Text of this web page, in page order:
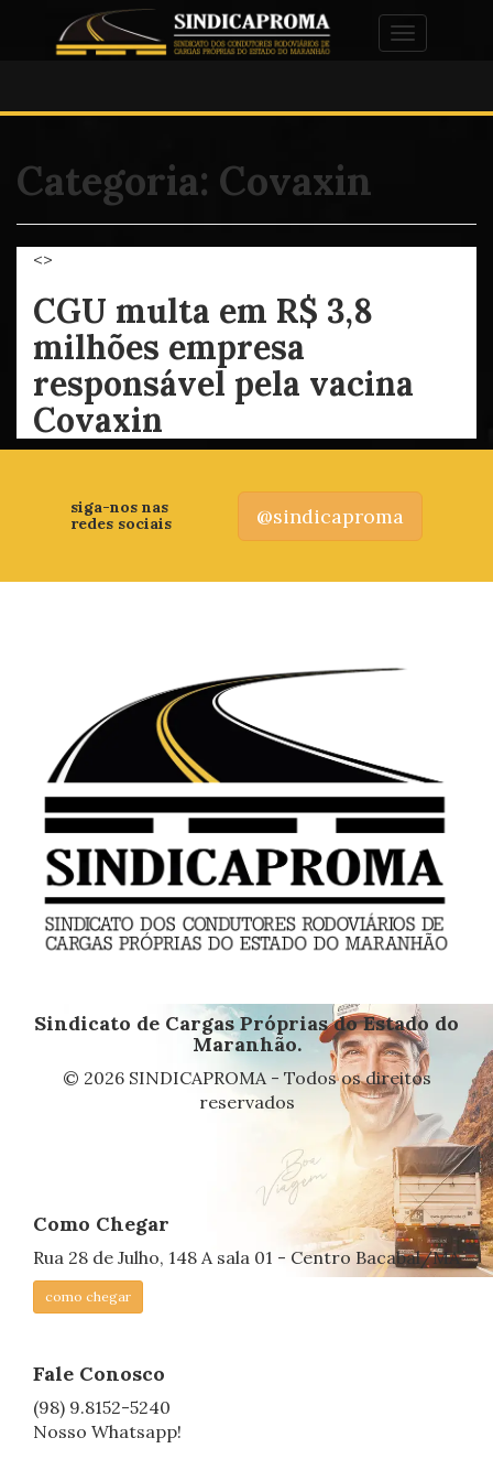
Alternar
Categoria: Covaxin
<>
CGU multa em R$ 3,8
milhões empresa
responsável pela vacina
Covaxin
siga-nos nas
redes sociais
@sindicaproma
Sindicato de Cargas Próprias do Estado do
Maranhão.
© 2026 SINDICAPROMA - Todos os direitos
reservados
Como Chegar
Rua 28 de Julho, 148 A sala 01 - Centro Bacabal/MA
como chegar
Fale Conosco
(98) 9.8152-5240
Nosso Whatsapp!